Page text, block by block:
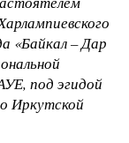
«Байкал – Дар
под эгидой
Иркутской